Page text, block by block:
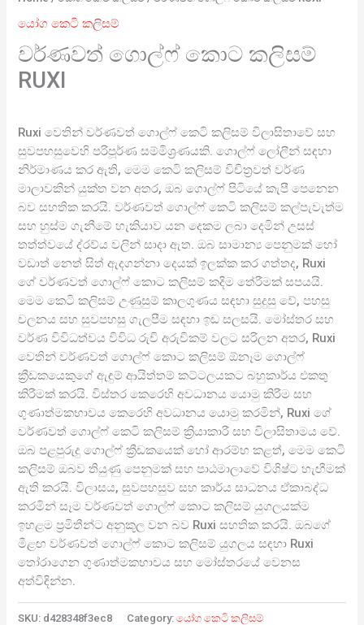
යෝග කෙටි කලිසම්
වර්ණවත් ගොල්ෆ් කොට කලිසම්
RUXI
Ruxi වෙතින් වර්ණවත් ගොල්ෆ් කෙටි කලිසම් විලාසිතාවේ සහ
සුවපහසුවෙහි පරිපූර්ණ සම්මිශ්‍රණයකි. ගොල්ෆ් ලෝලීන් සඳහා
නිර්මාණය කර ඇති, මෙම කෙටි කලිසම් විචිත්‍රවත් වර්ණ
මාලාවකින් යුක්ත වන අතර, ඔබ ගොල්ෆ් පිටියේ කැපී පෙනෙන
බව සහතික කරයි. වර්ණවත් ගොල්ෆ් කෙටි කලිසම් කල්පැවැත්ම
සහ හුස්ම ගැනීමේ හැකියාව යන දෙකම ලබා දෙමින් උසස්
තත්ත්වයේ ද්රව්ය වලින් සාදා ඇත. ඔබ සාමාන්‍ය පෙනුමක් හෝ
වඩාත් නෙත් සිත් ඇදගන්නා දෙයක් ඉලක්ක කර ගත්තද, Ruxi
ගේ වර්ණවත් ගොල්ෆ් කොට කලිසම් කදිම තේරීමක් සපයයි.
මෙම කෙටි කලිසම් උණුසුම් කාලගුණය සඳහා සුදුසු වේ, පහසු
චලනය සහ සුවපහසු ගැලපීම සඳහා ඉඩ සලසයි. මෝස්තර සහ
වර්ණ විවිධත්වය විවිධ රුචි අරුචිකම් වලට සරිලන අතර, Ruxi
වෙතින් වර්ණවත් ගොල්ෆ් කොට කලිසම් ඕනෑම ගොල්ෆ්
ක්‍රීඩකයෙකුගේ ඇඳුම් ආයිත්තම් කට්ටලයකට බහුකාර්ය එකතු
කිරීමක් කරයි. විස්තර කෙරෙහි අවධානය යොමු කිරීම සහ
ගුණාත්මකභාවය කෙරෙහි අවධානය යොමු කරමින්, Ruxi ගේ
වර්ණවත් ගොල්ෆ් කෙටි කලිසම් ක්‍රියාකාරී සහ විලාසිතාමය වේ.
ඔබ පළපුරුදු ගොල්ෆ් ක්‍රීඩකයෙක් හෝ ආරම්භ කළත්, මෙම කෙටි
කලිසම් ඔබව තියුණු පෙනුමක් සහ පාඨමාලාවේ විශිෂ්ට හැඟීමක්
ඇති කරයි. විලාසය, සුවපහසුව සහ කාර්ය සාධනය ඒකාබද්ධ
කරමින් සෑම වර්ණවත් ගොල්ෆ් කොට කලිසම් යුගලයක්ම
ඉහළම ප්‍රමිතීන්ට අනුකූල වන බව Ruxi සහතික කරයි. ඔබගේ
මීළඟ වර්ණවත් ගොල්ෆ් කොට කලිසම් යුගලය සඳහා Ruxi
තෝරාගෙන ගුණාත්මකභාවය සහ මෝස්තරයේ වෙනස
අත්විඳින්න.
SKU: d428348f3ec8 Category:යෝග කෙටි කලිසම්